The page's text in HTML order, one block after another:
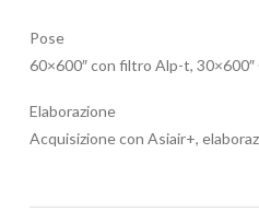
Pose
60×600″ con filtro Alp-t,
Elaborazione
Acquisizione con Asiair+,